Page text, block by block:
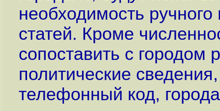
необходимость
статей. Кроме
сопоставить с городом
политические
телефонный код,